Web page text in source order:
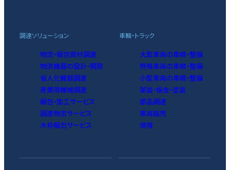
調達ソリューション
物流・梱包資材調達
物流機器の設計・開発
省人化機器調達
産業用機械調達
梱包・加工サービス
調達物流サービス
木枠梱包サービス
車輌・トラック
大型車両の車検・整備
特殊車両の車検・整備
小型車両の車検・整備
架装・板金・塗装
部品調達
車両販売
保険